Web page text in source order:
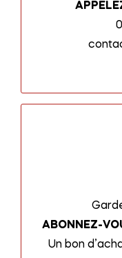
ABONNEZ-
Un bon